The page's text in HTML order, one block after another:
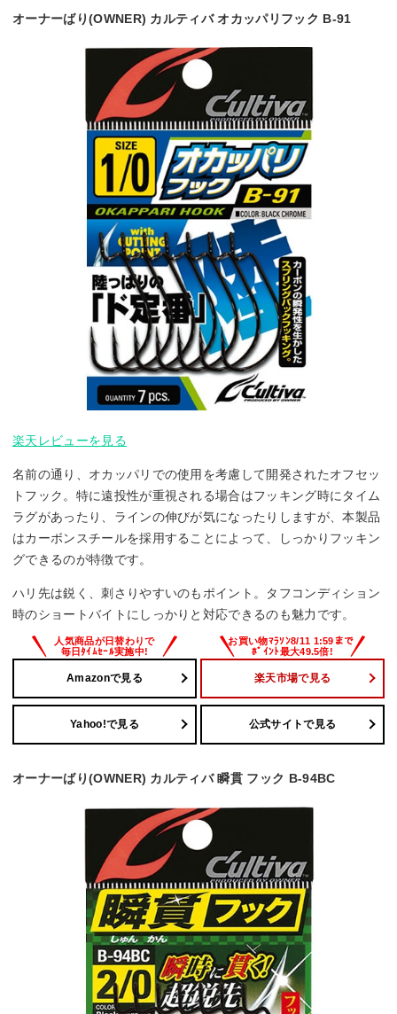
オーナーばり(OWNER) カルティバ オカッパリフック B-91
楽天レビューを見る
名前の通り、オカッパリでの使用を考慮して開発されたオフセッ
トフック。特に遠投性が重視される場合はフッキング時にタイム
ラグがあったり、ラインの伸びが気になったりしますが、本製品
はカーボンスチールを採用することによって、しっかりフッキン
グできるのが特徴です。
ハリ先は鋭く、刺さりやすいのもポイント。タフコンディション
時のショートバイトにしっかりと対応できるのも魅力です。
Amazonで見る 楽天市場で見る
Yahoo!で見る 公式サイトで見る
オーナーばり(OWNER) カルティバ 瞬貫 フック B-94BC